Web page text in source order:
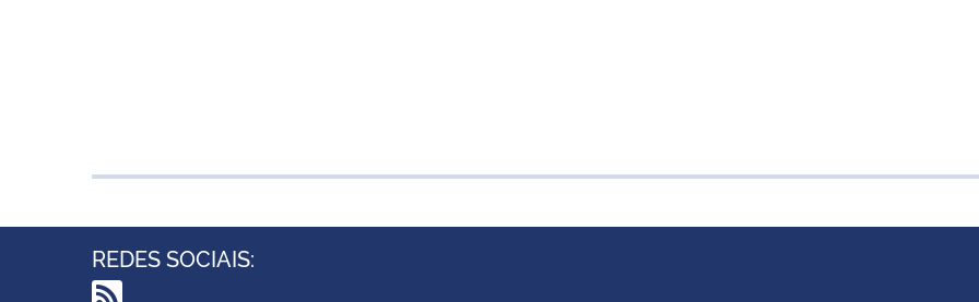
REDES SOCIAIS: